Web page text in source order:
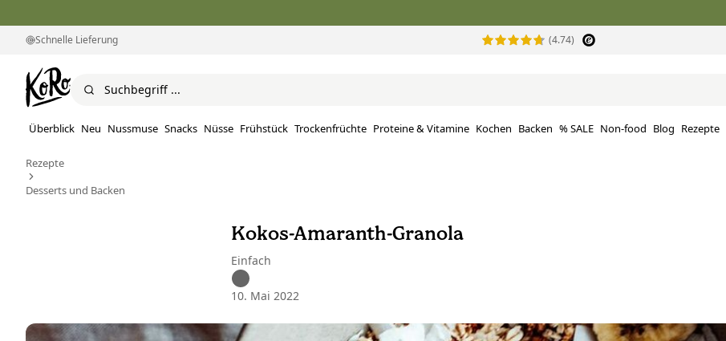
Schnelle Lieferung (4.74)
Überblick Neu Nussmuse Snacks Nüsse Frühstück Trockenfrüchte Proteine ​​& Vitamine Kochen Backen % SALE Non-food Blog Rezepte
Rezepte
Desserts und Backen
Kokos-Amaranth-Granola
Einfach
10. Mai 2022